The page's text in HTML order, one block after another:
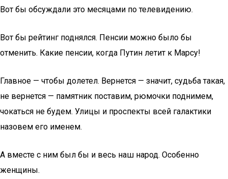
Вот бы обсуждали это месяцами по телевидению.
Вот бы рейтинг поднялся. Пенсии можно было бы
отменить. Какие пенсии, когда Путин летит к Марсу!
Главное — чтобы долетел. Вернется — значит, судьба такая,
не вернется — памятник поставим, рюмочки поднимем,
чокаться не будем. Улицы и проспекты всей галактики
назовем его именем.
А вместе с ним был бы и весь наш народ. Особенно
женщины.